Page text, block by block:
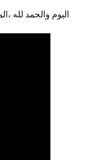
اليوم والحمد لله